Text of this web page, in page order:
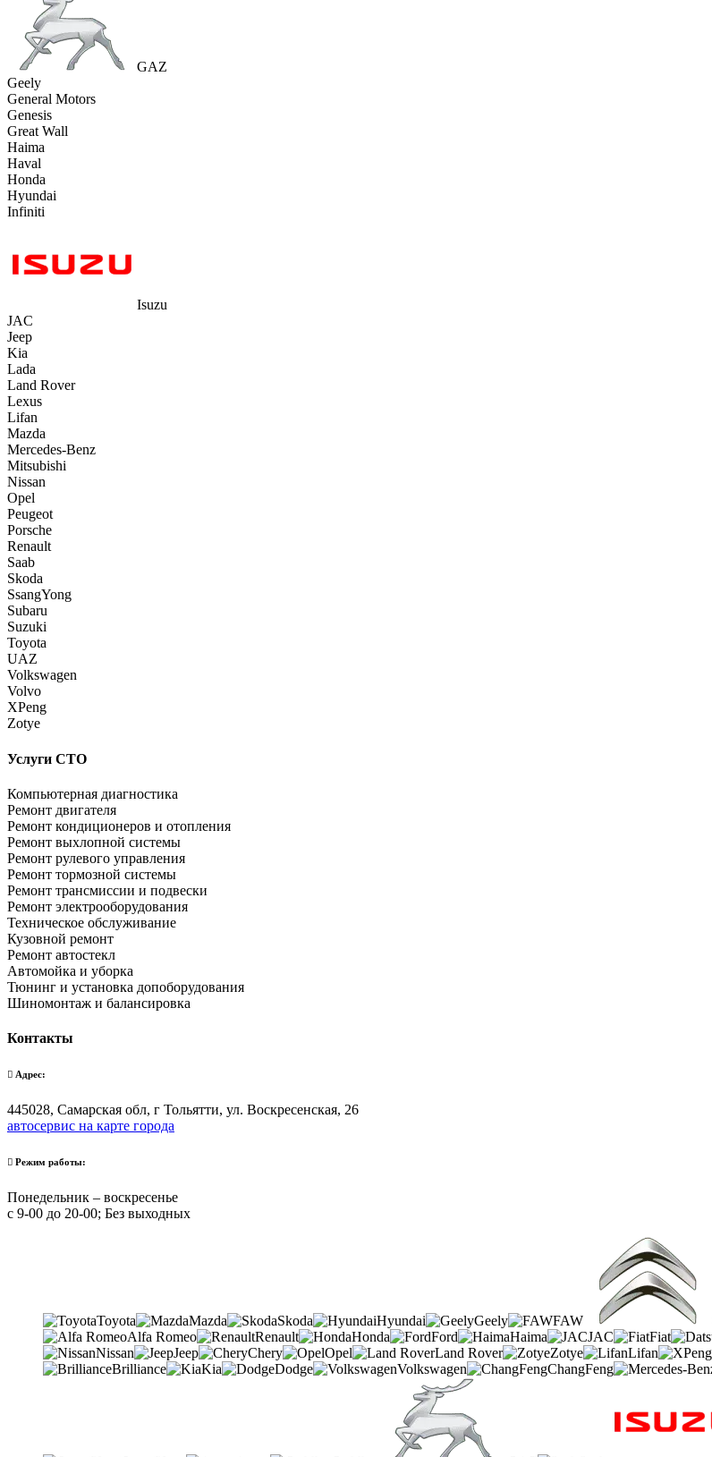
GAZ
Geely
General Motors
Genesis
Great Wall
Haima
Haval
Honda
Hyundai
Infiniti
Isuzu
JAC
Jeep
Kia
Lada
Land Rover
Lexus
Lifan
Mazda
Mercedes-Benz
Mitsubishi
Nissan
Opel
Peugeot
Porsche
Renault
Saab
Skoda
SsangYong
Subaru
Suzuki
Toyota
UAZ
Volkswagen
Volvo
XPeng
Zotye
Услуги СТО
Компьютерная диагностика
Ремонт двигателя
Ремонт кондиционеров и отопления
Ремонт выхлопной системы
Ремонт рулевого управления
Ремонт тормозной системы
Ремонт трансмиссии и подвески
Ремонт электрооборудования
Техническое обслуживание
Кузовной ремонт
Ремонт автостекл
Автомойка и уборка
Тюнинг и установка допоборудования
Шиномонтаж и балансировка
Контакты
Адрес:
445028, Самарская обл, г Тольятти, ул. Воскресенская, 26
автосервис на карте города
Режим работы:
Понедельник – воскресенье
с 9-00 до 20-00; Без выходных
Toyota Mazda Skoda Hyundai Geely FAW
Alfa Romeo
Renault Honda Ford Haima JAC Fiat
Nissan
Jeep Chery Opel Land Rover Zotye Lifan
Brilliance
Kia Dodge Volkswagen ChangFeng